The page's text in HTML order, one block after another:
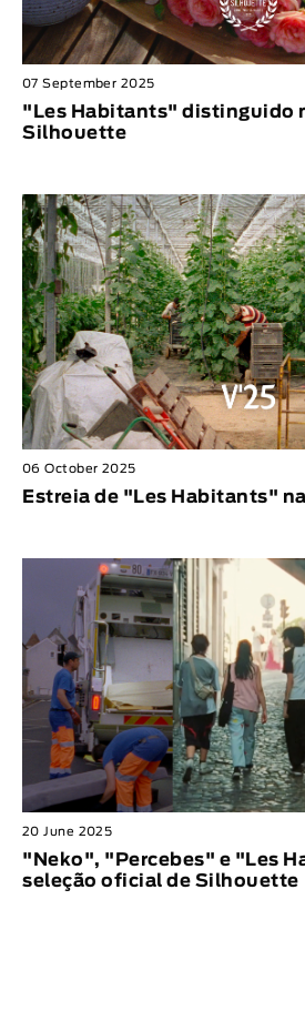
07 September 2025
"Les Habitants" distinguido
Silhouette
06 October 2025
Estreia de "Les Habitants"
20 June 2025
"Neko", "Percebes" e "Les
seleção oficial de Silhouette